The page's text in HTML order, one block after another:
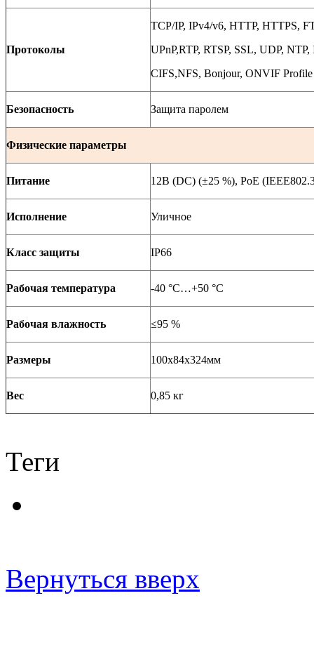
Протоколы
TCP/IP, IPv4/v6, HTTP, HTTPS,
UPnP,RTP, RTSP, SSL, UDP,
CIFS,NFS, Bonjour, ONVIF Profile
Безопасность Защита паролем
Физические параметры
Питание 12В (DC) (±25 %), PoE
Исполнение Уличное
Класс защиты IP66
Рабочая температура -40 °C…+50 °C
Рабочая влажность ≤95 %
Размеры 100х84х324мм
Вес 0,85 кг
Теги
Вернуться вверх